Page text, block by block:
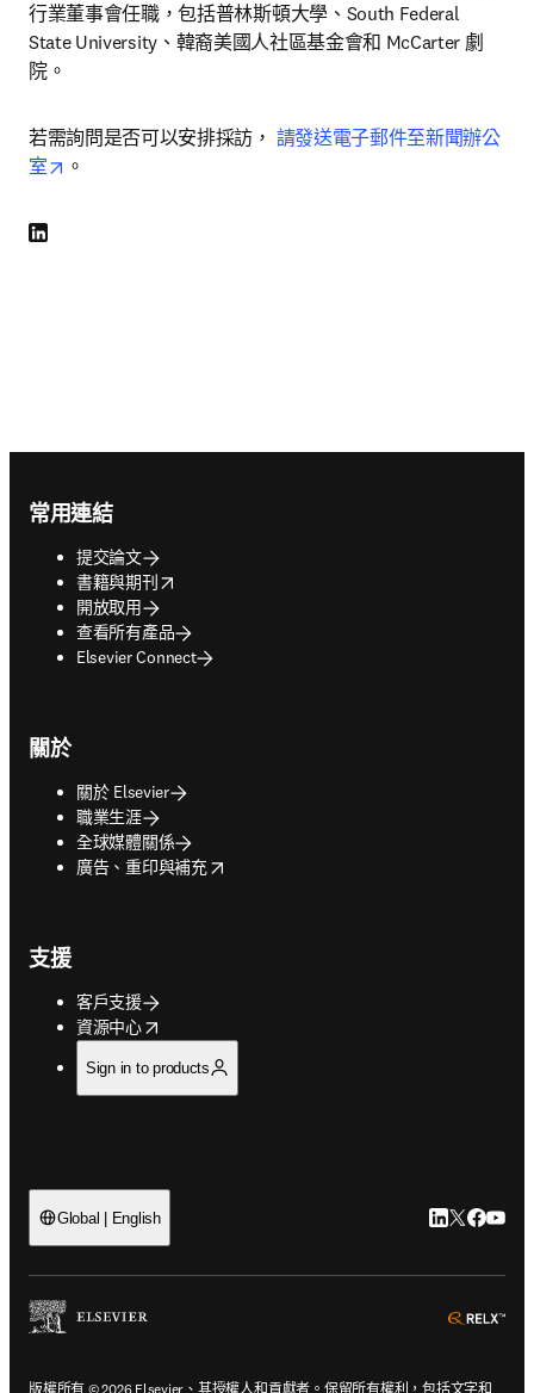
行業董事會任職，包括普林斯頓大學、South Federal
State University、韓裔美國人社區基金會和 McCarter 劇
院。
若需詢問是否可以安排採訪， 請發送電子郵件至新聞辦公
室
opens in new tab/window
。
LinkedIn 打開新的分頁／視窗
常用連結
提交論文
書籍與期刊
opens in new tab/window
開放取用
查看所有產品
Elsevier Connect
關於
關於 Elsevier
職業生涯
全球媒體關係
廣告、重印與補充
opens in new tab/window
支援
客戶支援
資源中心
opens in new tab/window
Sign in to products
Global | English LinkedIn 打
Twitter 打
版權所有 © 2026 Elsevier、其授權人和貢獻者。保留所有權利，包括文字和